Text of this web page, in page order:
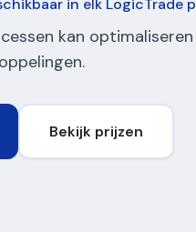
kan
Bekijk prijzen